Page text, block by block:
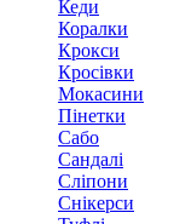
Кеди
Коралки
Крокси
Кросівки
Мокасини
Пінетки
Сабо
Сандалі
Сліпони
Снікерси